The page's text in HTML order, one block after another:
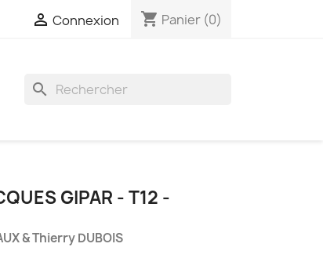
 Connexion shopping_cart Panier (0)
search
GIPAR - T12 -
& Thierry DUBOIS